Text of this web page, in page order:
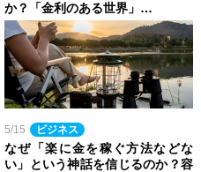
か？「金利のある世界」…
5/15 ビジネス
なぜ「楽に金を稼ぐ方法などな
い」という神話を信じるのか？容